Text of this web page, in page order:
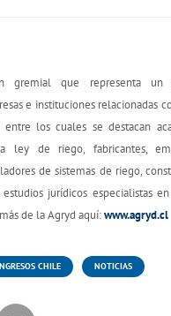
gremial que representa
e instituciones relacionadas
los cuales se destacan
ley de riego, fabricantes,
de sistemas de riego,
jurídicos especialistas
de la Agryd aquí:www.agryd.cl
CHILE NOTICIAS